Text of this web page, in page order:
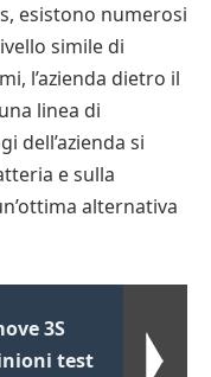
esistono numerosi
simile di
l’azienda dietro il
linea di
dell’azienda si
e sulla
alternativa
3S
test